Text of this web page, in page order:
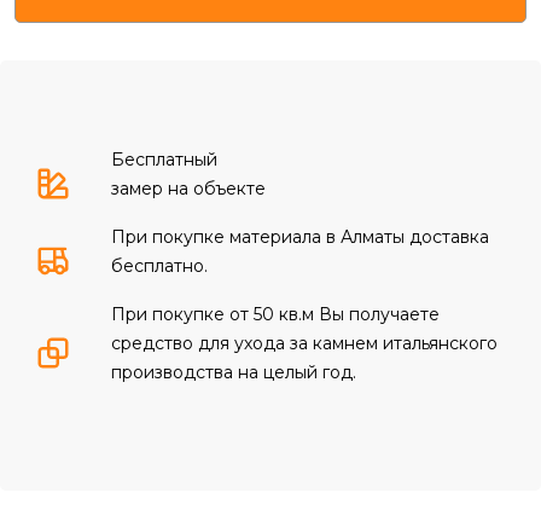
Бесплатный
замер на объекте
При покупке материала в Алматы доставка
бесплатно.
При покупке от 50 кв.м Вы получаете
средство для ухода за камнем итальянского
производства на целый год.